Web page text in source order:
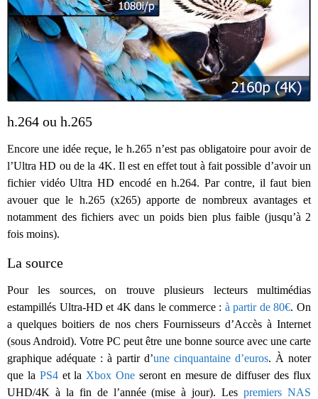
h.264 ou h.265
Encore une idée reçue, le h.265 n’est pas obligatoire pour avoir de
l’Ultra HD ou de la 4K. Il est en effet tout à fait possible d’avoir un
fichier vidéo Ultra HD encodé en h.264. Par contre, il faut bien
avouer que le h.265 (x265) apporte de nombreux avantages et
notamment des fichiers avec un poids bien plus faible (jusqu’à 2
fois moins).
La source
Pour les sources, on trouve plusieurs lecteurs multimédias
estampillés Ultra-HD et 4K dans le commerce : à partir de 80€. On
a quelques boitiers de nos chers Fournisseurs d’Accès à Internet
(sous Android). Votre PC peut être une bonne source avec une carte
graphique adéquate : à partir d’une cinquantaine d’euros. À noter
que la PS4et la Xbox One seront en mesure de diffuser des flux
UHD/4K à la fin de l’année (mise à jour). Lespremiers NAS